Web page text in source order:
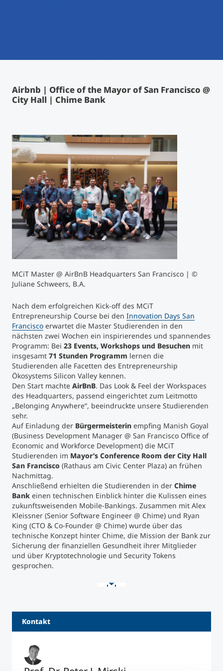
Micro Credentials
Masterclasses
Management-Seminare
Technische Weiterbildung
Maßgeschneiderte Programme
Studienberatung
Executive Education Finder
Airbnb | Office of the Mayor of San Francisco @
City Hall | Chime Bank
MCiT Master @ AirBnB Headquarters San Francisco | ©
Juliane Schweers, B.A.
Nach dem erfolgreichen Kick-off des MCiT
Entrepreneurship Course bei den Innovation Days San
Francisco erwartet die Master Studierenden in den
nächsten zwei Wochen ein inspirierendes und spannendes
Programm: Bei 23 Events, Workshops und Besuchen mit
insgesamt 71 Stunden Programm lernen die
Studierenden alle Facetten des Entrepreneurship
Ökosystems Silicon Valley kennen.
Den Start machte AirBnB. Das Look & Feel der Workspaces
des Headquarters, passend eingerichtet zum Leitmotto
„Belonging Anywhere“, beeindruckte unsere Studierenden
sehr.
Auf Einladung der Bürgermeisterin empfing Manish Goyal
(Business Development Manager @ San Francisco Office of
Economic and Workforce Development) die MCiT
Studierenden im Mayor’s Conference Room der City Hall
San Francisco (Rathaus am Civic Center Plaza) an frühen
Nachmittag.
Anschließend erhielten die Studierenden in der Chime
Bank einen technischen Einblick hinter die Kulissen eines
zukunftsweisenden Mobile-Bankings. Zusammen mit Alex
Kleissner (Senior Software Engineer @ Chime) und Ryan
King (CTO & Co-Founder @ Chime) wurde über das
technische Konzept hinter Chime, die Mission der Bank zur
Sicherung der finanziellen Gesundheit ihrer Mitglieder
und über Kryptotechnologie und Security Tokens
gesprochen.
Kontakt